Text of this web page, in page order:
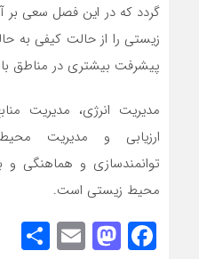
گردد که در این فصل سعی
زیستی را از حالت کیفی به
پیشرفت بیشتری در مناطق
مدیریت انرژی، مدیریت
ارزیابی و مدیریت
محیط زیستی است.
Facebook
Email